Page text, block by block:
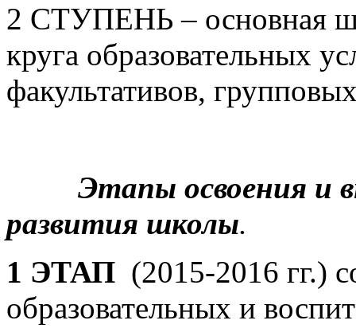
2 СТУПЕНЬ – основная
круга образовательных
факультативов,
Этапы освоения и
развития школы.
1 ЭТАП (2015-2016 гг.)
образовательных и